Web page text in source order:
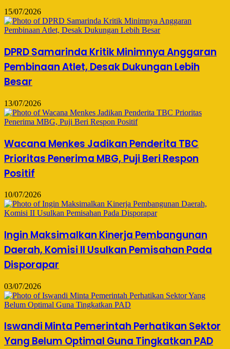
15/07/2026
DPRD Samarinda Kritik Minimnya Anggaran
Pembinaan Atlet, Desak Dukungan Lebih
Besar
13/07/2026
Wacana Menkes Jadikan Penderita TBC
Prioritas Penerima MBG, Puji Beri Respon
Positif
10/07/2026
Ingin Maksimalkan Kinerja Pembangunan
Daerah, Komisi II Usulkan Pemisahan Pada
Disporapar
03/07/2026
Iswandi Minta Pemerintah Perhatikan Sektor
Yang Belum Optimal Guna Tingkatkan PAD